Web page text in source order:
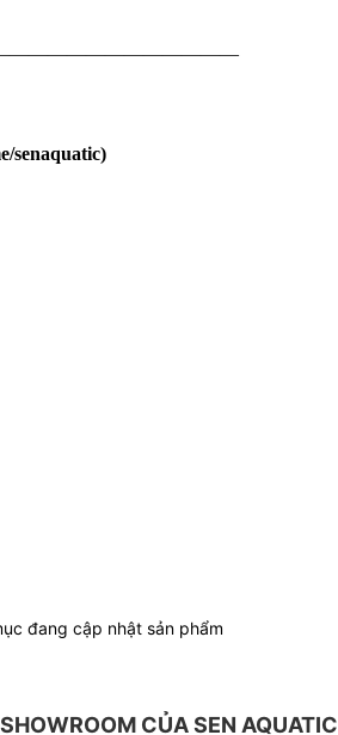
senaquatic)
đang cập nhật sản phẩm
CỦA SEN AQUATIC